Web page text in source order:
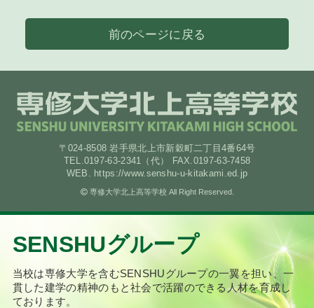
前のページに戻る
〒024-8508 岩手県北上市新穀町二丁目4番64号
TEL.0197-63-2341（代） FAX.0197-63-7458
WEB. https://www.senshu-u-kitakami.ed.jp
専修大学北上高等学校 All Right Reserved.
SENSHUグループ
当校は専修大学を含むSENSHUグループの一翼を担い、 一
貫した建学の精神のもと社会で活躍のできる人材を育成し
ております。